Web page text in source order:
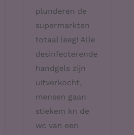
plunderen de
supermarkten
totaal leeg! Alle
desinfecterende
handgels zijn
uitverkocht,
mensen gaan
stiekem kn de
wc van een